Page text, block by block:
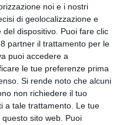
noi e i nostri
di geolocalizzazione e
dispositivo. Puoi fare clic
partner il trattamento per le
puoi accedere a
le tue preferenze prima
Si rende noto che alcuni
non richiedere il tuo
a tale trattamento. Le tue
sito web. Puoi